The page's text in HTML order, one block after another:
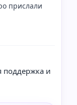
прислали
поддержка и